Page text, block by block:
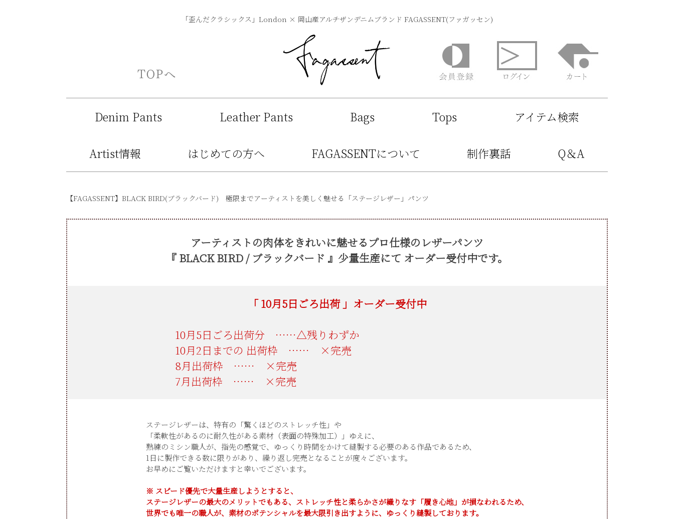
「歪んだクラシックス」London × 岡山産アルチザンデニムブランド FAGASSENT(ファガッセン)
Denim Pants Leather Pants Bags Tops アイテム検索
Artist情報 はじめての方へ FAGASSENTについて 制作裏話 Q＆A
【FAGASSENT】BLACK BIRD(ブラックバード) 極限までアーティストを美しく魅せる「ステージレザー」パンツ
アーティストの肉体をきれいに魅せる プロ仕様のレザーパンツ
『 BLACK BIRD / ブラックバード 』 少量生産にて オーダー受付中です。
「 ごろ出荷 」オーダー受付中
ごろ出荷分 ……△残りわずか
ステージレザーは、特有の「驚くほどのストレッチ性」や
「柔軟性があるのに耐久性がある素材（表面の特殊加工）」ゆえに、
熟練のミシン職人が、指先の感覚で、ゆっくり時間をかけて縫製する必要のある作品であるため、
1日に製作できる数に限りがあり、繰り返し完売となることが度々ございます。
お早めにご覧いただけますと幸いでございます。
※ スピード優先で大量生産しようとすると、
ステージレザーの最大のメリットでもある、ストレッチ性と柔らかさが織りなす「履き心地」が損なわれるため、
世界でも唯一の職人が、素材のポテンシャルを最大限引き出すように、ゆっくり縫製しております。